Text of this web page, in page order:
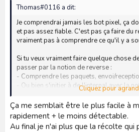
Thomas#0116 a dit:
Je comprendrai jamais les bot pixel, ça
et pas assez fiable. C'est pas ça faire du
vraiment pas à comprendre ce qu'il y a
Si tu veux vraiment faire quelque chose
passer par la notion de reverse :
- Comprendre les paquets, envoi/
- Ou bien s'initier à de l'internal avec la
mal l'AS dont pas sur non plus que c'est
je vois pas pourquoi ce ne serait pas
Cliquez pour
Ça me semblait être le plus facile à
rapidement + le moins détectable.
Au final je n'ai plus que la récolte qui